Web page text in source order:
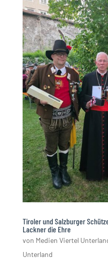
Tiroler und Salzburger
Lackner die Ehre
von Medien Viertel
Unterland